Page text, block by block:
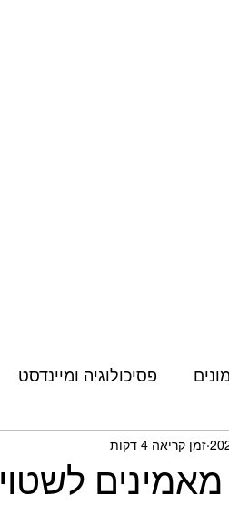
פסיכולוגיה ומיינדסט
ומחקרים
זמן קריאה 4 דקות